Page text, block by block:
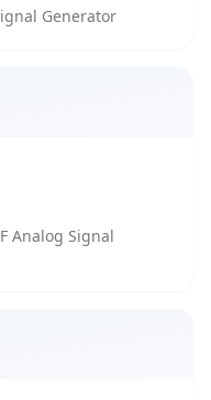
Generator
Analog Signal